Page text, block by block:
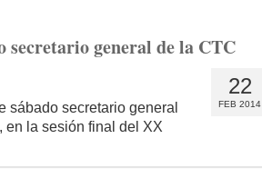
general de la CTC
22
FEB 2014
sábado secretario general
en la sesión final del XX